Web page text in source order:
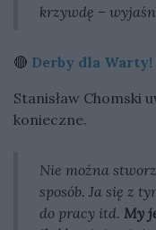
krzywdę –
🔴 Derby dla Warty!
Stanisław Chomski
konieczne.
Nie można
sposób. Ja się z
do pracy itd. My